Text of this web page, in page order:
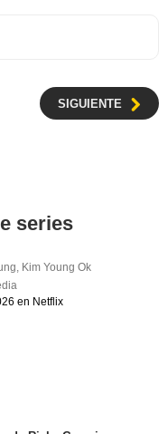
SIGUIENTE
series
, Kim Young Ok
en Netflix